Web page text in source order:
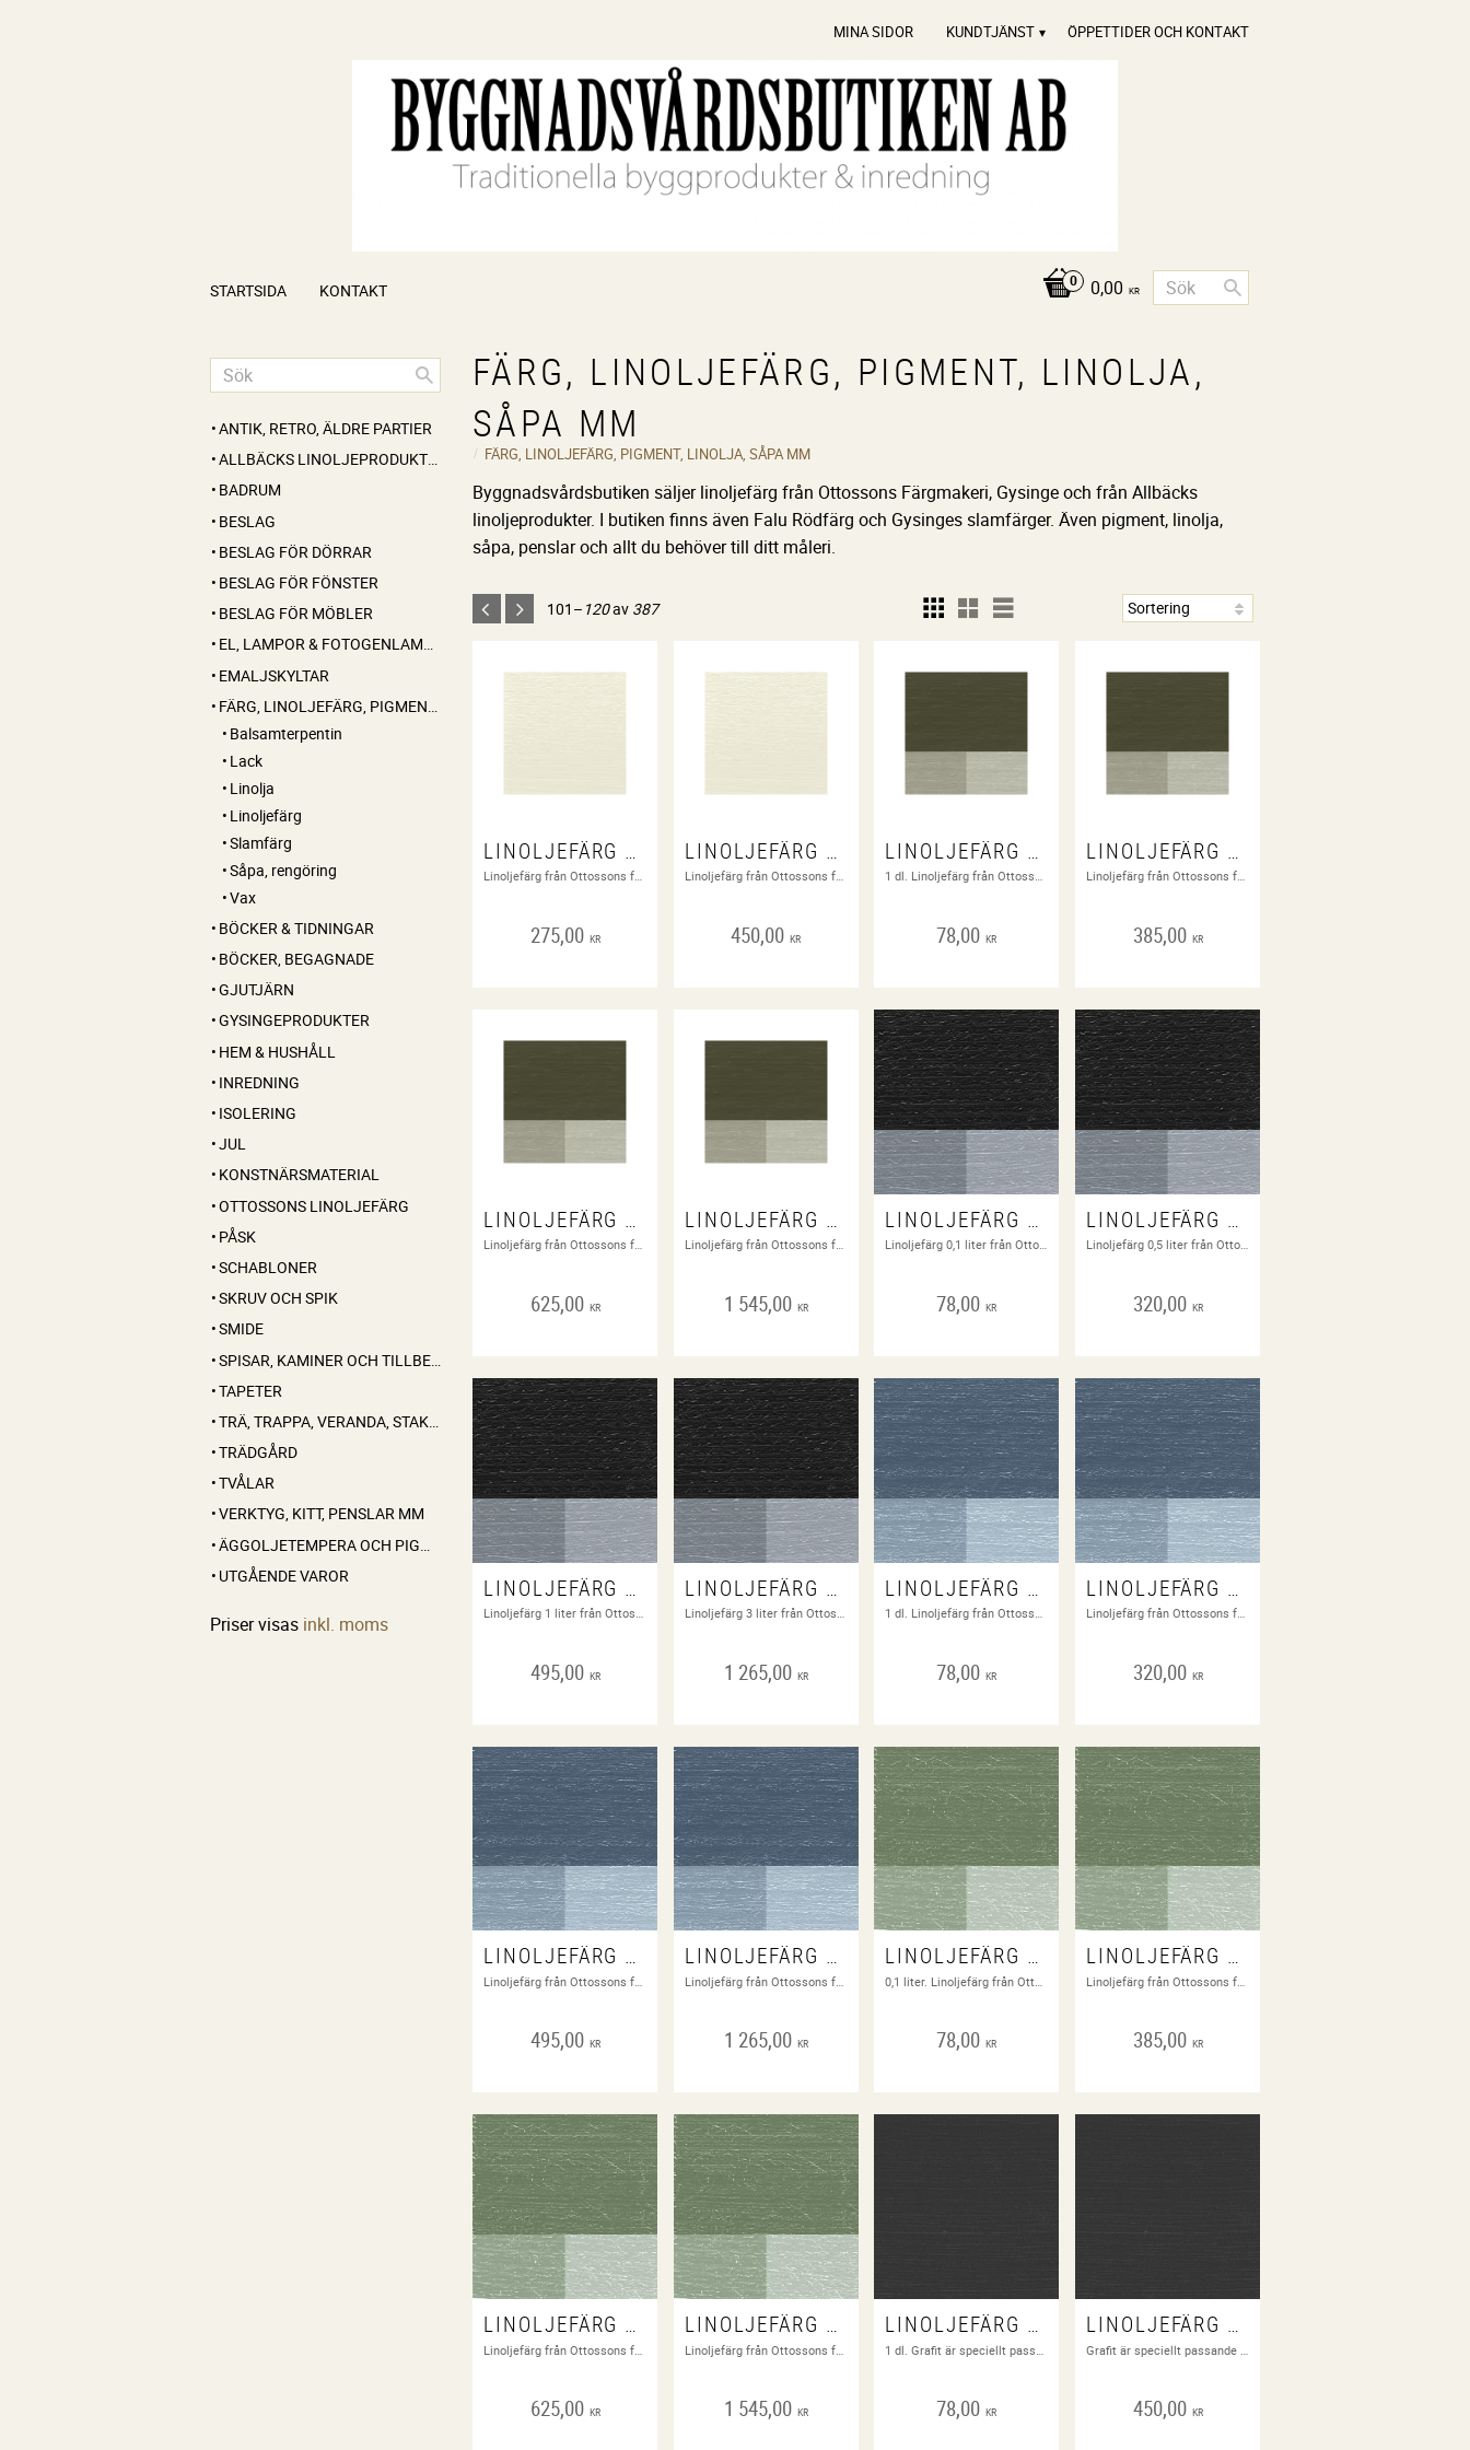
MINA SIDOR KUNDTJÄNST ÖPPETTIDER OCH KONTAKT
0,00 KR
STARTSIDA KONTAKT
FÄRG, LINOLJEFÄRG, PIGMENT, LINOLJA,
SÅPA MM
FÄRG, LINOLJEFÄRG, PIGMENT, LINOLJA, SÅPA MM
Byggnadsvårdsbutiken säljer linoljefärg från Ottossons Färgmakeri, Gysinge och från Allbäcks
linoljeprodukter. I butiken finns även Falu Rödfärg och Gysinges slamfärger. Även pigment, linolja,
såpa, penslar och allt du behöver till ditt måleri.
101– 120av 387
LINOLJEFÄRG ANTIKVIT 0,5 LITER
Linoljefärg från Ottossons färgmakeri. Blank slutstrykningsfärg
275,00 KR
LINOLJEFÄRG ANTIKVIT 1 LITER
Linoljefärg från Ottossons färgmakeri. Blank slutstrykningsfärg
450,00 KR
LINOLJEFÄRG ARDBEG GREEN 0,1 LITER
1 dl. Linoljefärg från Ottossons färgfabrik
78,00 KR
LINOLJEFÄRG ARDBEG GREEN 0,5 LITER
Linoljefärg från Ottossons färgfabrik
385,00 KR
LINOLJEFÄRG ARDBEG GREEN 1 LITER
625,00 KR
LINOLJEFÄRG ARDBEG GREEN 3 LITER
Linoljefärg från Ottossons färgfabrik
1 545,00 KR
LINOLJEFÄRG BENSVART 1A-98
78,00 KR
LINOLJEFÄRG BENSVART 1A-98
320,00 KR
LINOLJEFÄRG BENSVART 1A-98
495,00 KR
LINOLJEFÄRG BENSVART 1A-98
1 265,00 KR
LINOLJEFÄRG BERGBLÅ 0,1 LITER
78,00 KR
LINOLJEFÄRG BERGBLÅ 0,5 LITER
320,00 KR
LINOLJEFÄRG BERGBLÅ 1 LITER
495,00 KR
LINOLJEFÄRG BERGBLÅ 3 LITER
Linoljefärg från Ottossons färgfabrik
1 265,00 KR
LINOLJEFÄRG BLADGRÖN 0,1 LITER
78,00 KR
LINOLJEFÄRG BLADGRÖN 0,5 LITER
385,00 KR
LINOLJEFÄRG BLADGRÖN 1 LITER
625,00 KR
LINOLJEFÄRG BLADGRÖN 3 LITER
Linoljefärg från Ottossons färgfabrik
1 545,00 KR
LINOLJEFÄRG GRAFIT
78,00 KR
LINOLJEFÄRG GRAFIT
450,00 KR
ANTIK, RETRO, ÄLDRE PARTIER
ALLBÄCKS LINOLJEPRODUKTER
BADRUM
BESLAG
BESLAG FÖR DÖRRAR
BESLAG FÖR FÖNSTER
BESLAG FÖR MÖBLER
EL, LAMPOR & FOTOGENLAMPOR
EMALJSKYLTAR
FÄRG, LINOLJEFÄRG, PIGMENT, LINOLJA, SÅPA MM
Balsamterpentin
Lack
Linolja
Linoljefärg
Slamfärg
Såpa, rengöring
Vax
BÖCKER & TIDNINGAR
BÖCKER, BEGAGNADE
GJUTJÄRN
GYSINGEPRODUKTER
HEM & HUSHÅLL
INREDNING
ISOLERING
JUL
KONSTNÄRSMATERIAL
OTTOSSONS LINOLJEFÄRG
PÅSK
SCHABLONER
SKRUV OCH SPIK
SMIDE
SPISAR, KAMINER OCH TILLBEHÖR
TAPETER
TRÄ, TRAPPA, VERANDA, STAKET, KONSOLER
TRÄDGÅRD
TVÅLAR
VERKTYG, KITT, PENSLAR MM
ÄGGOLJETEMPERA OCH PIGMENT
UTGÅENDE VAROR
Priser visas inkl. moms